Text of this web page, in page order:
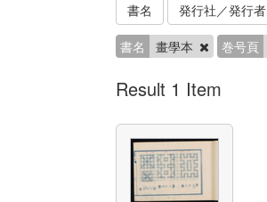
書名 発行社／発行者
書名 畫學本 巻号頁
Result 1 Item